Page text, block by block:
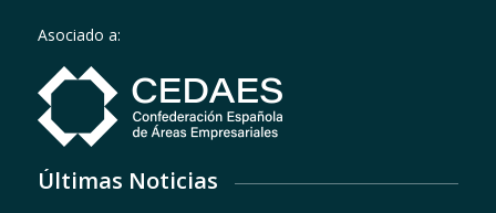
Asociado a:
Últimas Noticias